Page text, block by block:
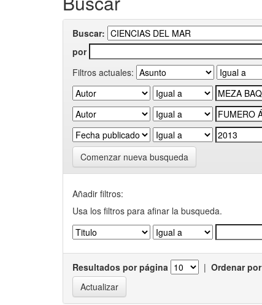
Buscar:
por
Filtros actuales:
Comenzar nueva busqueda
Añadir filtros:
Usa los filtros para afinar la busqueda.
Resultados por página | Ordenar por